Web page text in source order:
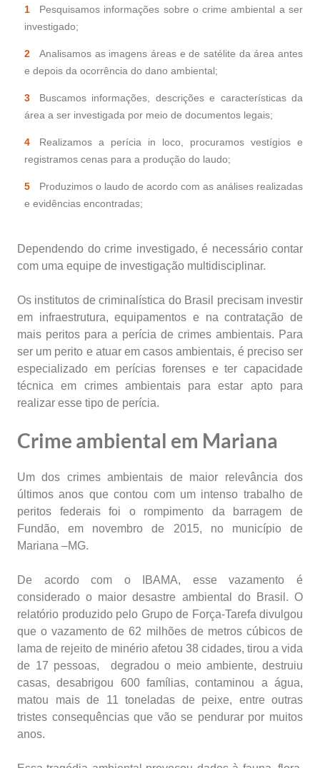
Pesquisamos informações sobre o crime ambiental a ser
investigado;
Analisamos as imagens áreas e de satélite da área antes
e depois da ocorrência do dano ambiental;
Buscamos informações, descrições e características da
área a ser investigada por meio de documentos legais;
Realizamos a perícia in loco, procuramos vestígios e
registramos cenas para a produção do laudo;
Produzimos o laudo de acordo com as análises realizadas
e evidências encontradas;
Dependendo do crime investigado, é necessário contar
com uma equipe de investigação multidisciplinar.
Os institutos de criminalística do Brasil precisam investir
em infraestrutura, equipamentos e na contratação de
mais peritos para a perícia de crimes ambientais. Para
ser um perito e atuar em casos ambientais, é preciso ser
especializado em perícias forenses e ter capacidade
técnica em crimes ambientais para estar apto para
realizar esse tipo de perícia.
Crime ambiental em Mariana
Um dos crimes ambientais de maior relevância dos
últimos anos que contou com um intenso trabalho de
peritos federais foi o rompimento da barragem de
Fundão, em novembro de 2015, no município de
Mariana –MG.
De acordo com o IBAMA, esse vazamento é
considerado o maior desastre ambiental do Brasil. O
relatório produzido pelo Grupo de Força-Tarefa divulgou
que o vazamento de 62 milhões de metros cúbicos de
lama de rejeito de minério afetou 38 cidades, tirou a vida
de 17 pessoas, degradou o meio ambiente, destruiu
casas, desabrigou 600 famílias, contaminou a água,
matou mais de 11 toneladas de peixe, entre outras
tristes consequências que vão se pendurar por muitos
anos.